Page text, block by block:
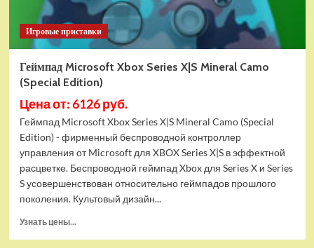
+
аккумулятор
+
зарядный
USB-
C
Игровые приставки
Геймпад Microsoft Xbox Series X|S Mineral Camo
(Special Edition)
Цена от: 6126 руб.
Геймпад Microsoft Xbox Series X|S Mineral Camo (Special
Edition) - фирменный беспроводной контроллер
управления от Microsoft для XBOX Series X|S в эффектной
расцветке. Беспроводной геймпад Xbox для Series X и Series
S усовершенствован относительно геймпадов прошлого
поколения. Культовый дизайн...
Узнать цены...